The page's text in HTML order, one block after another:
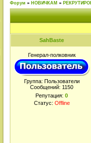
Форум » НОВИЧКАМ »
SahBaste
Генерал-полковник
Группа: Пользователи
Сообщений: 1150
Репутация: 0
Статус: Offline